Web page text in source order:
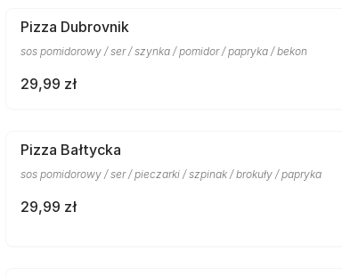
Pizza Dubrovnik
sos pomidorowy / ser / szynka / pomidor / papryka / bekon
29,99 zł
Pizza Bałtycka
sos pomidorowy / ser / pieczarki / szpinak / brokuły / papryka
29,99 zł